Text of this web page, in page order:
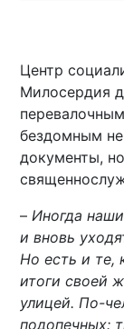
Центр
Милосердия
бездомным
документы,
– Иногда
и вновь
Но есть и те,
итоги своей
улицей. По-
подопечных: